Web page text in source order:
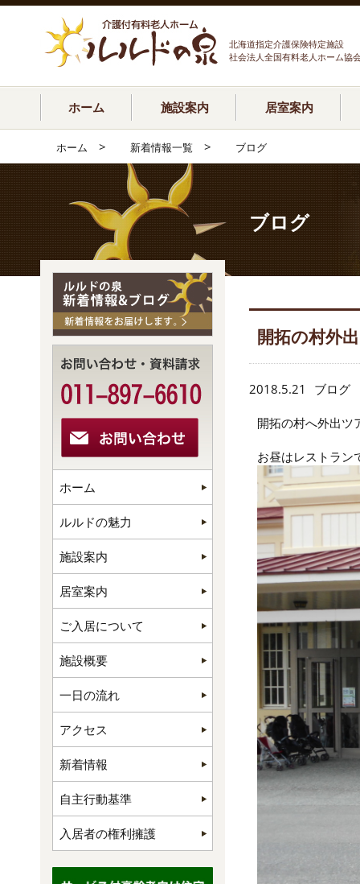
北海道指定介護保険特定施設
社会法人全国有料老人ホーム協
ホーム 施設案内 居室案内
ホーム > 新着情報一覧 > ブログ
ブログ
開拓の村外
2018.5.21 ブログ
開拓の村へ外出ツ
お昼はレストラン
ホーム
ルルドの魅力
施設案内
居室案内
ご入居について
施設概要
一日の流れ
アクセス
新着情報
自主行動基準
入居者の権利擁護